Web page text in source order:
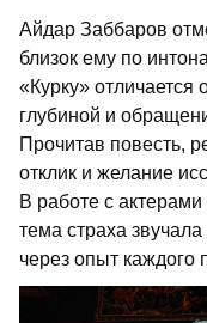
Айдар Заббаров
близок ему по
«Курку» отличается
глубиной и
Прочитав повесть,
отклик и желание
В работе с
тема страха
через опыт каждого